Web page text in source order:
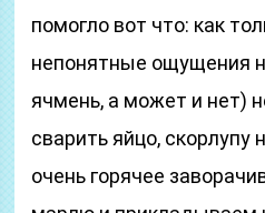
помогло вот что: как
непонятные ощущения
ячмень, а может и нет)
сварить яйцо,
очень горячее